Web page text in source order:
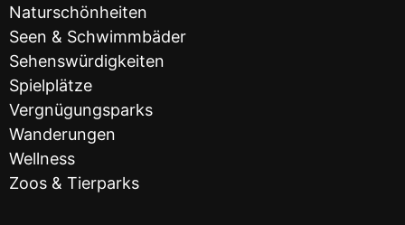
Naturschönheiten
Seen & Schwimmbäder
Sehenswürdigkeiten
Spielplätze
Vergnügungsparks
Wanderungen
Wellness
Zoos & Tierparks